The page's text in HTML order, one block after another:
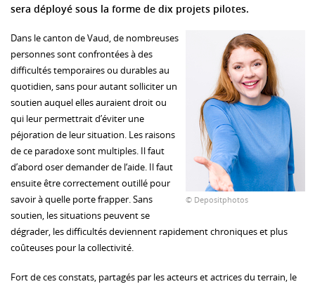
sera déployé sous la forme de dix projets pilotes.
© Depositphotos
Dans le canton de Vaud, de nombreuses
personnes sont confrontées à des
difficultés temporaires ou durables au
quotidien, sans pour autant solliciter un
soutien auquel elles auraient droit ou
qui leur permettrait d’éviter une
péjoration de leur situation. Les raisons
de ce paradoxe sont multiples. Il faut
d’abord oser demander de l‘aide. Il faut
ensuite être correctement outillé pour
savoir à quelle porte frapper. Sans
soutien, les situations peuvent se
dégrader, les difficultés deviennent rapidement chroniques et plus
coûteuses pour la collectivité.
Fort de ces constats, partagés par les acteurs et actrices du terrain, le